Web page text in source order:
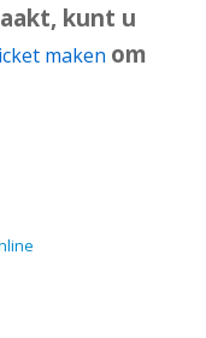
kunt u
maken om